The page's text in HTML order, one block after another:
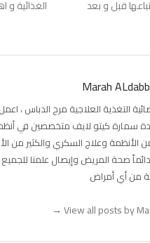
قبل و بعد
post:
الغذائية و
Marah
التغذية العلاجية مرح الدباس ،
سمارة كيتو لايف متخصصين في
الأنظمة وعلاج السكري والكثير من
صحة المريض وإيصال علمنا
من أي أمراض
View all posts by
→